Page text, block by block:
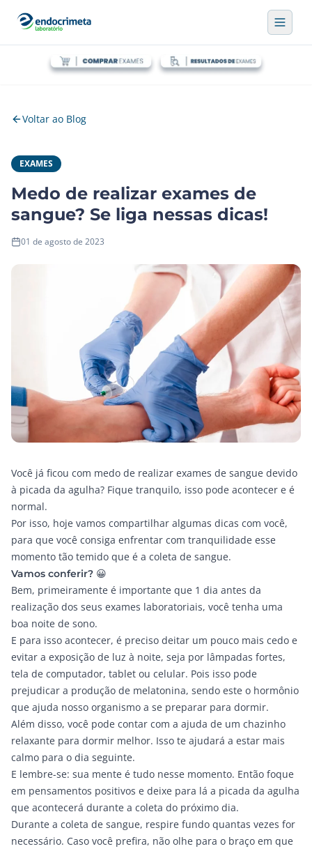
Voltar ao Blog
EXAMES
Medo de realizar exames de
sangue? Se liga nessas dicas!
01 de agosto de 2023
Você já ficou com medo de realizar exames de sangue devido
à picada da agulha? Fique tranquilo, isso pode acontecer e é
normal.
Por isso, hoje vamos compartilhar algumas dicas com você,
para que você consiga enfrentar com tranquilidade esse
momento tão temido que é a coleta de sangue.
Vamos conferir? 😀
Bem, primeiramente é importante que 1 dia antes da
realização dos seus exames laboratoriais, você tenha uma
boa noite de sono.
E para isso acontecer, é preciso deitar um pouco mais cedo e
evitar a exposição de luz à noite, seja por lâmpadas fortes,
tela de computador, tablet ou celular. Pois isso pode
prejudicar a produção de melatonina, sendo este o hormônio
que ajuda nosso organismo a se preparar para dormir.
Além disso, você pode contar com a ajuda de um chazinho
relaxante para dormir melhor. Isso te ajudará a estar mais
calmo para o dia seguinte.
E lembre-se: sua mente é tudo nesse momento. Então foque
em pensamentos positivos e deixe para lá a picada da agulha
que acontecerá durante a coleta do próximo dia.
Durante a coleta de sangue, respire fundo quantas vezes for
necessário. Caso você prefira, não olhe para o braço em que